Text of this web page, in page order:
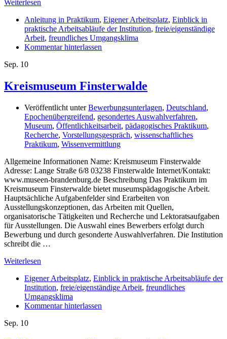
Weiterlesen
Anleitung in Praktikum, Eigener Arbeitsplatz, Einblick in
praktische Arbeitsabläufe der Institution, freie/eigenständige
Arbeit, freundliches Umgangsklima
Kommentar hinterlassen
Sep. 10
Kreismuseum Finsterwalde
Veröffentlicht unterBewerbungsunterlagen, Deutschland,
Epochenübergreifend, gesondertes Auswahlverfahren,
Museum, Öffentlichkeitsarbeit, pädagogisches Praktikum,
Recherche, Vorstellungsgespräch, wissenschaftliches
Praktikum, Wissenvermittlung
Allgemeine Informationen Name: Kreismuseum Finsterwalde
Adresse: Lange Straße 6/8 03238 Finsterwalde Internet/Kontakt:
www.museen-brandenburg.de Beschreibung Das Praktikum im
Kreismuseum Finsterwalde bietet museumspädagogische Arbeit.
Hauptsächliche Aufgabenfelder sind Erarbeiten von
Ausstellungskonzeptionen, das Arbeiten mit Quellen,
organisatorische Tätigkeiten und Recherche und Lektoratsaufgaben
für Ausstellungen. Die Auswahl eines Bewerbers erfolgt durch
Bewerbung und durch gesonderte Auswahlverfahren. Die Institution
schreibt die …
Weiterlesen
Eigener Arbeitsplatz, Einblick in praktische Arbeitsabläufe der
Institution, freie/eigenständige Arbeit, freundliches
Umgangsklima
Kommentar hinterlassen
Sep. 10